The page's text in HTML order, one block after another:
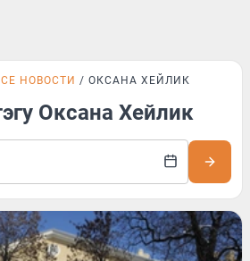
НОВОСТИ ОКСАНА ХЕЙЛИК
Оксана Хейлик